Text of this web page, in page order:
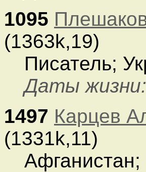
1095
(1363k,19)
Писатель;
Даты жизни:
1497 Карцев
(1331k,11)
Афганистан;